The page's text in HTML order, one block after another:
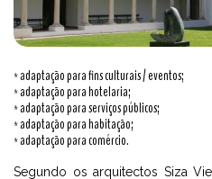
* adaptação para fins culturais / eventos;
* adaptação para hotelaria;
* adaptação para serviços públicos;
* adaptação para habitação;
* adaptação para comércio.
Segundo os arquitectos Siza